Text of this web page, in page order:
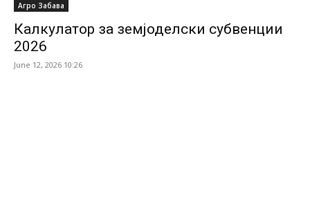
Агро Забава
Калкулатор за земјоделски субвенции
2026
June 12, 2026 10:26